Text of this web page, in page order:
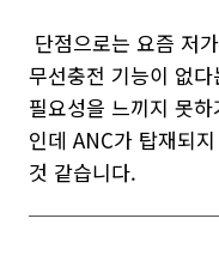
단점으로는 요즘 저
무선충전 기능이 없
필요성을 느끼지 못
인데 ANC가 탑재되
것 같습니다.